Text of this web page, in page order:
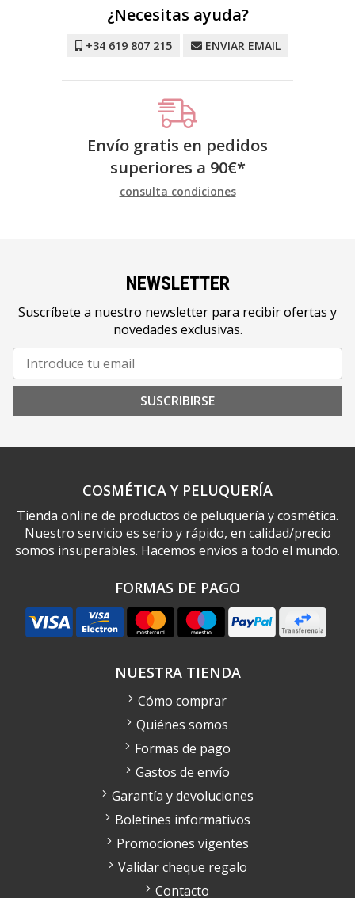
¿Necesitas ayuda?
+34 619 807 215 ENVIAR EMAIL
Envío gratis en pedidos
superiores a 90€*
consulta condiciones
NEWSLETTER
Suscríbete a nuestro newsletter para recibir ofertas y
novedades exclusivas.
SUSCRIBIRSE
COSMÉTICA Y PELUQUERÍA
Tienda online de productos de peluquería y cosmética.
Nuestro servicio es serio y rápido, en calidad/precio
somos insuperables. Hacemos envíos a todo el mundo.
FORMAS DE PAGO
NUESTRA TIENDA
Cómo comprar
Quiénes somos
Formas de pago
Gastos de envío
Garantía y devoluciones
Boletines informativos
Promociones vigentes
Validar cheque regalo
Contacto